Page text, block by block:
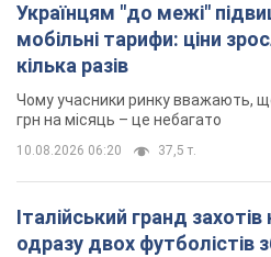
Українцям "до межі"
мобільні тарифи: ціни
кілька разів
Чому учасники ринку вважають,
грн на місяць – це небагато
10.08.2026 06:20 37,5 т.
Італійський гранд захотів
одразу двох футболістів